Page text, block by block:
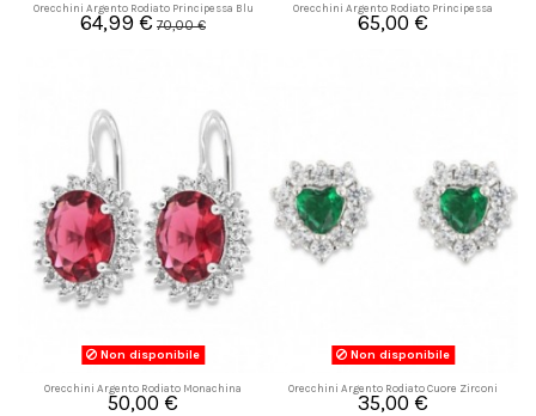
Orecchini Argento Rodiato Principessa Blu
8x6MM
64,99 € 70,00 €
Orecchini Argento Rodiato Principessa
Rosso 8x6MM
65,00 €
Non disponibile
Orecchini Argento Rodiato Monachina
Principessa Rossa 9x7
50,00 €
Non disponibile
Orecchini Argento Rodiato Cuore Zirconi
Verdi Bianchi
35,00 €